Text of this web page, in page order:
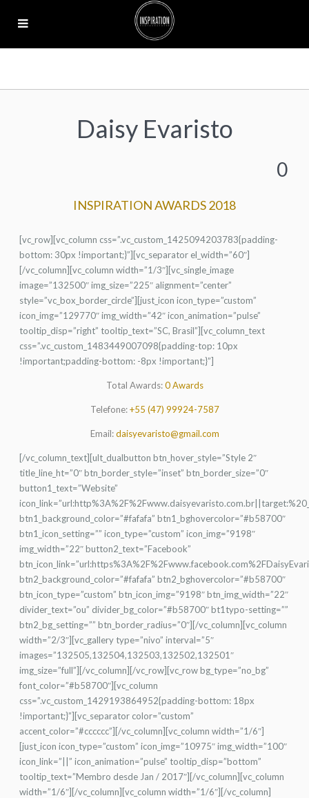
Daisy Evaristo
0
INSPIRATION AWARDS 2018
[vc_row][vc_column css=”.vc_custom_1425094203783{padding-
bottom: 30px !important;}”][vc_separator el_width=”60″]
[/vc_column][vc_column width=”1/3″][vc_single_image
image=”132500″ img_size=”225″ alignment=”center”
style=”vc_box_border_circle”][just_icon icon_type=”custom”
icon_img=”129770″ img_width=”42″ icon_animation=”pulse”
tooltip_disp=”right” tooltip_text=”SC, Brasil”][vc_column_text
css=”.vc_custom_1483449007098{padding-top: 10px
!important;padding-bottom: -8px !important;}”]
Total Awards:0 Awards
Telefone:+55 (47) 99924-7587
Email:daisyevaristo@gmail.com
[/vc_column_text][ult_dualbutton btn_hover_style=”Style 2″
title_line_ht=”0″ btn_border_style=”inset” btn_border_size=”0″
button1_text=”Website”
btn1_background_color=”#fafafa” btn1_bghovercolor=”#b58700″
btn1_icon_setting=”” icon_type=”custom” icon_img=”9198″
img_width=”22″ button2_text=”Facebook”
btn2_background_color=”#fafafa” btn2_bghovercolor=”#b58700″
btn_icon_type=”custom” btn_icon_img=”9198″ btn_img_width=”22″
divider_text=”ou” divider_bg_color=”#b58700″ bt1typo-setting=””
btn2_bg_setting=”” btn_border_radius=”0″][/vc_column][vc_column
width=”2/3″][vc_gallery type=”nivo” interval=”5″
images=”132505,132504,132503,132502,132501″
img_size=”full”][/vc_column][/vc_row][vc_row bg_type=”no_bg”
font_color=”#b58700″][vc_column
css=”.vc_custom_1429193864952{padding-bottom: 18px
!important;}”][vc_separator color=”custom”
accent_color=”#cccccc”][/vc_column][vc_column width=”1/6″]
[just_icon icon_type=”custom” icon_img=”10975″ img_width=”100″
icon_link=”||” icon_animation=”pulse” tooltip_disp=”bottom”
tooltip_text=”Membro desde Jan / 2017″][/vc_column][vc_column
width=”1/6″][/vc_column][vc_column width=”1/6″][/vc_column]